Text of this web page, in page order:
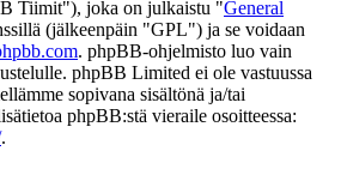
Tiimit"), joka on julkaistu "General
(jälkeenpäin "GPL") ja se voidaan
. phpBB-ohjelmisto luo vain
phpBB Limited ei ole vastuussa
sopivana sisältönä ja/tai
phpBB:stä vieraile osoitteessa:
.